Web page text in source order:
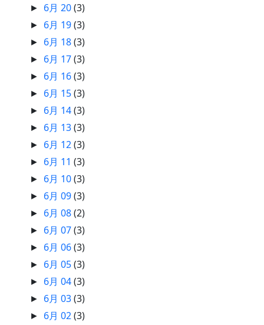
► 6月 20(3)
► 6月 19(3)
► 6月 18(3)
► 6月 17(3)
► 6月 16(3)
► 6月 15(3)
► 6月 14(3)
► 6月 13(3)
► 6月 12(3)
► 6月 11(3)
► 6月 10(3)
► 6月 09(3)
► 6月 08(2)
► 6月 07(3)
► 6月 06(3)
► 6月 05(3)
► 6月 04(3)
► 6月 03(3)
► 6月 02(3)